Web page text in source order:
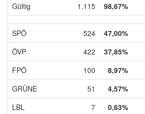
Gültig
1.115 98,67%
SPÖ 524 47,00%
ÖVP
422 37,85%
FPÖ
100 8,97%
GRÜNE
51 4,57%
LBL
7 0,63%